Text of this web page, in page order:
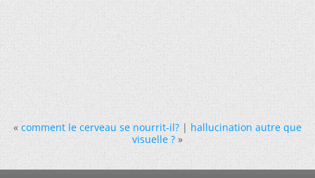
« comment le cerveau se nourrit-il?|hallucination autre que
visuelle ? »